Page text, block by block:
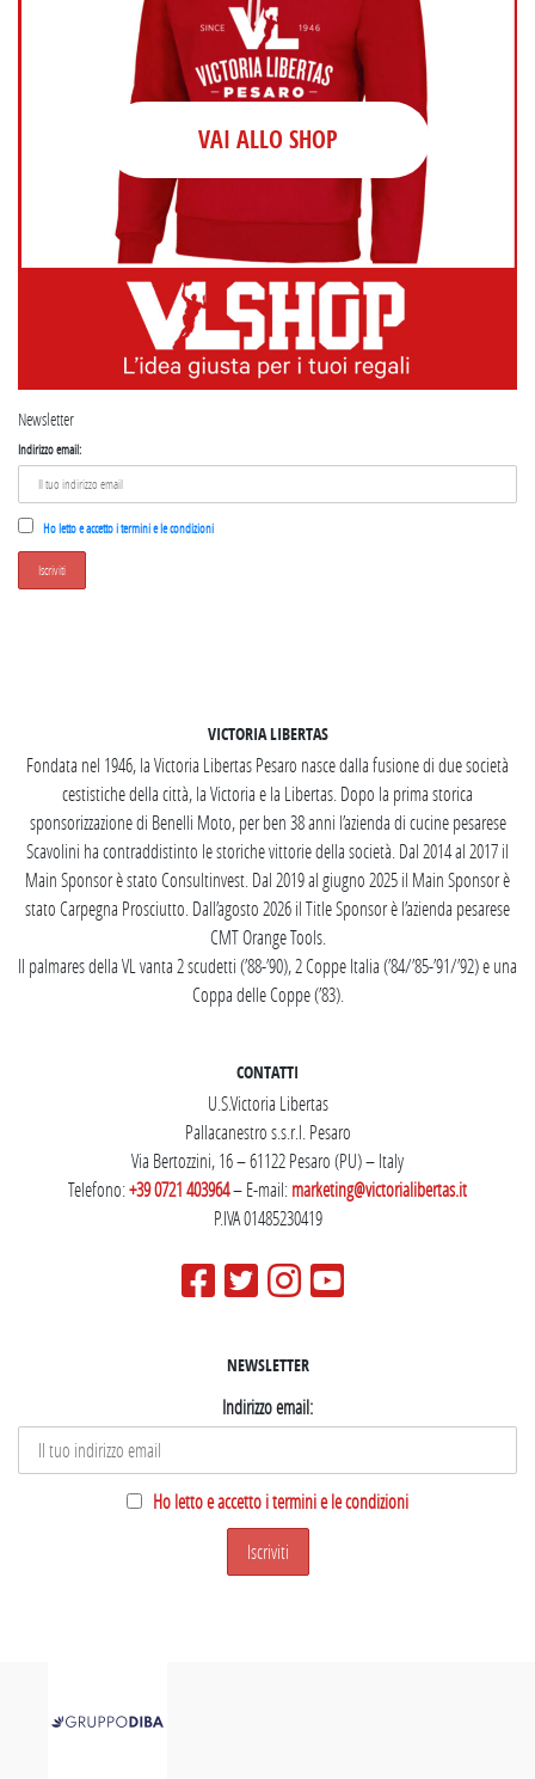
VAI ALLO SHOP
Newsletter
Indirizzo email:
Ho letto e accetto i termini e le condizioni
VICTORIA LIBERTAS
Fondata nel 1946, la Victoria Libertas Pesaro nasce dalla fusione di due società
cestistiche della città, la Victoria e la Libertas. Dopo la prima storica
sponsorizzazione di Benelli Moto, per ben 38 anni l’azienda di cucine pesarese
Scavolini ha contraddistinto le storiche vittorie della società. Dal 2014 al 2017 il
Main Sponsor è stato Consultinvest. Dal 2019 al giugno 2025 il Main Sponsor è
stato Carpegna Prosciutto. Dall’agosto 2026 il Title Sponsor è l’azienda pesarese
CMT Orange Tools.
Il palmares della VL vanta 2 scudetti (’88-’90), 2 Coppe Italia (’84/’85-’91/’92) e una
Coppa delle Coppe (’83).
CONTATTI
U.S.Victoria Libertas
Pallacanestro s.s.r.l. Pesaro
Via Bertozzini, 16 – 61122 Pesaro (PU) – Italy
Telefono:+39 0721 403964– E-mail:marketing@victorialibertas.it
P.IVA 01485230419
NEWSLETTER
Indirizzo email:
Ho letto e accetto i termini e le condizioni